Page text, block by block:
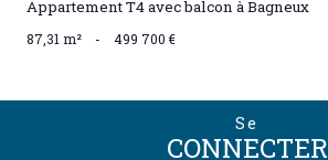
Appartement T4 avec balcon à Bagneux
87,31 m² - 499 700 €
Se
CONNECTER